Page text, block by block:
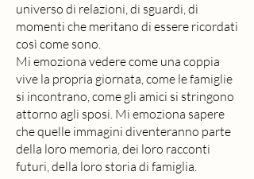
universo di relazioni, di sguardi, di
momenti che meritano di essere ricordati
così come sono.
Mi emoziona vedere come una coppia
vive la propria giornata, come le famiglie
si incontrano, come gli amici si stringono
attorno agli sposi. Mi emoziona sapere
che quelle immagini diventeranno parte
della loro memoria, dei loro racconti
futuri, della loro storia di famiglia.